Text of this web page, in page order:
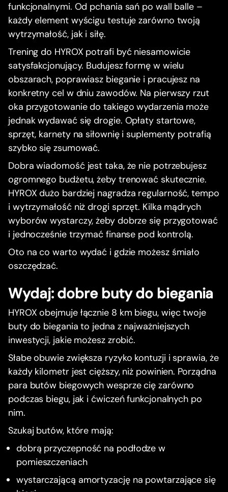
funkcjonalnymi. Od pchania sań po wall balle –
każdy element wyścigu testuje zarówno twoją
wytrzymałość, jak i siłę.
Trening do HYROX potrafi być niesamowicie
satysfakcjonujący. Budujesz formę w wielu
obszarach, poprawiasz bieganie i pracujesz na
konkretny cel w dniu zawodów. Na pierwszy rzut
oka przygotowanie do takiego wydarzenia może
jednak wydawać się drogie. Opłaty startowe,
sprzęt, karnety na siłownię i suplementy potrafią
szybko się zsumować.
Dobra wiadomość jest taka, że nie potrzebujesz
ogromnego budżetu, żeby trenować skutecznie.
HYROX dużo bardziej nagradza regularność, tempo
i wytrzymałość niż drogi sprzęt. Kilka mądrych
wyborów wystarczy, żeby dobrze się przygotować
i jednocześnie trzymać finanse pod kontrolą.
Oto na co warto wydać i gdzie możesz śmiało
oszczędzać.
Wydaj: dobre buty do biegania
HYROX obejmuje łącznie 8 km biegu, więc twoje
buty do biegania to jedna z najważniejszych
inwestycji, jakie możesz zrobić.
Słabe obuwie zwiększa ryzyko kontuzji i sprawia, że
każdy kilometr jest cięższy, niż powinien. Porządna
para butów biegowych wesprze cię zarówno
podczas biegu, jak i ćwiczeń funkcjonalnych po
nim.
Szukaj butów, które mają:
dobrą przyczepność na podłodze w
pomieszczeniach
wystarczającą amortyzację na powtarzające się